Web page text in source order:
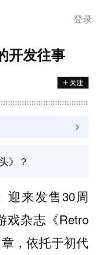
登录
开发往事
》？
迎来发售30周
戏杂志《Retro
，依托于初代